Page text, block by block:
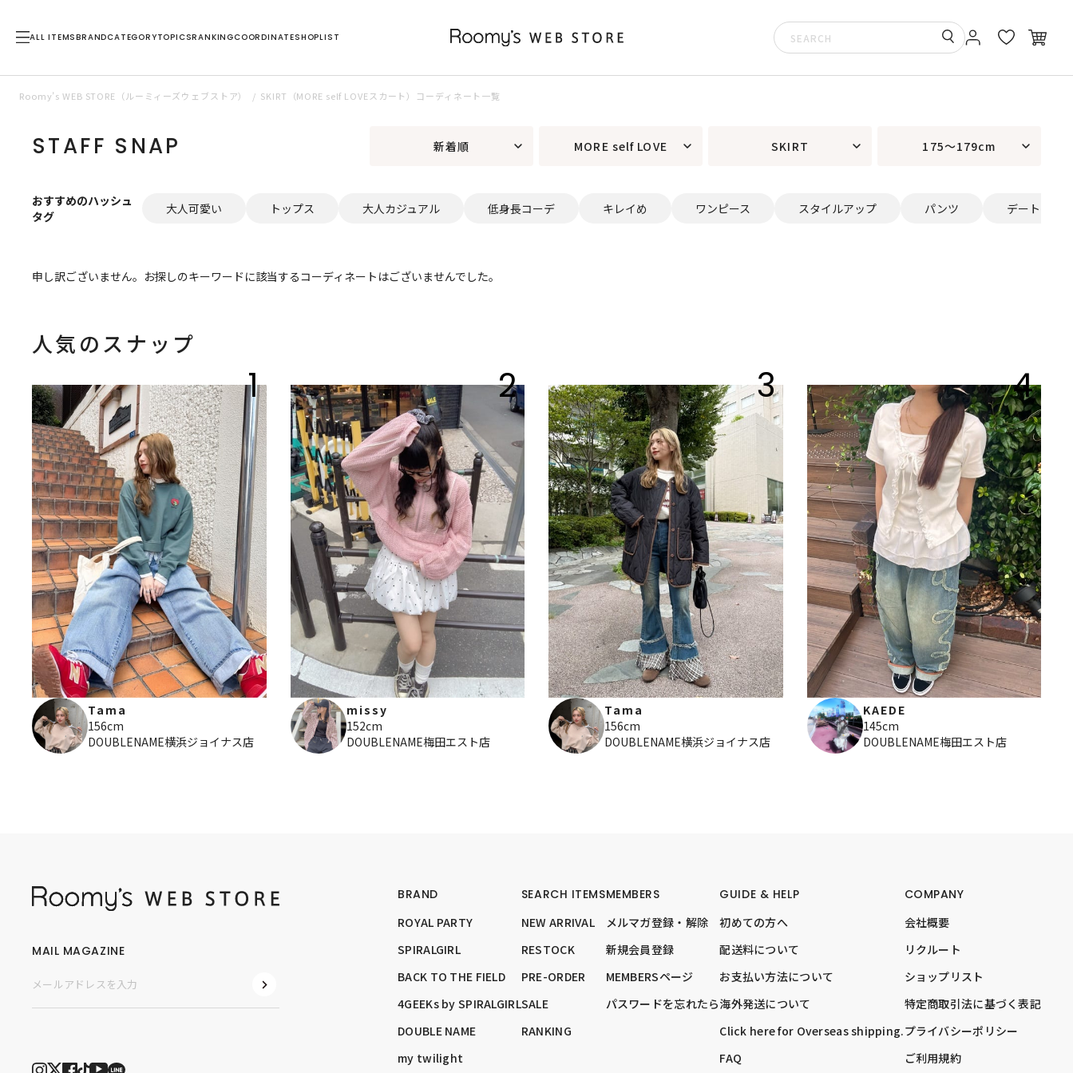
ALL ITEMSBRANDCATEGORYTOPICSRANKINGCOORDINATESHOPLIST
Roomy’s WEB STORE（ルーミィーズウェブストア） SKIRT（MORE self LOVEスカート）コーディネート一覧
STAFF SNAP 新着順 MORE self LOVE SKIRT 175～179cm
おすすめのハッシュ
タグ
大人可愛い トップス 大人カジュアル 低身長コーデ キレイめ ワンピース スタイルアップ パンツ デート
申し訳ございません。お探しのキーワードに該当するコーディネートはございませんでした。
人気のスナップ
1
Tama
156cm
DOUBLENAME横浜ジョイナス店
2
missy
152cm
DOUBLENAME梅田エスト店
3
Tama
156cm
DOUBLENAME横浜ジョイナス店
4
KAEDE
145cm
DOUBLENAME梅田エスト店
BRAND
ROYAL PARTY
SPIRALGIRL
BACK TO THE FIELD
4GEEKs by SPIRALGIRL
DOUBLE NAME
my twilight
SEARCH ITEMS
NEW ARRIVAL
RESTOCK
PRE-ORDER
SALE
RANKING
MEMBERS
メルマガ登録・解除
新規会員登録
MEMBERSページ
パスワードを忘れたら
GUIDE & HELP
初めての方へ
配送料について
お支払い方法について
海外発送について
Click here for Overseas shipping.
FAQ
COMPANY
会社概要
リクルート
ショップリスト
特定商取引法に基づく表記
プライバシーポリシー
ご利用規約
MAIL MAGAZINE